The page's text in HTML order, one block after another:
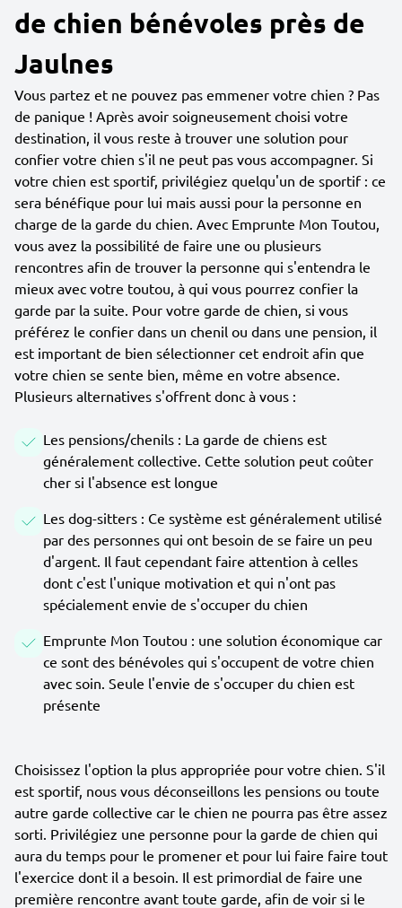
de chien bénévoles près de
Jaulnes
Vous partez et ne pouvez pas emmener votre chien ? Pas
de panique ! Après avoir soigneusement choisi votre
destination, il vous reste à trouver une solution pour
confier votre chien s'il ne peut pas vous accompagner. Si
votre chien est sportif, privilégiez quelqu'un de sportif : ce
sera bénéfique pour lui mais aussi pour la personne en
charge de la garde du chien. Avec Emprunte Mon Toutou,
vous avez la possibilité de faire une ou plusieurs
rencontres afin de trouver la personne qui s'entendra le
mieux avec votre toutou, à qui vous pourrez confier la
garde par la suite. Pour votre garde de chien, si vous
préférez le confier dans un chenil ou dans une pension, il
est important de bien sélectionner cet endroit afin que
votre chien se sente bien, même en votre absence.
Plusieurs alternatives s'offrent donc à vous :
Les pensions/chenils : La garde de chiens est
généralement collective. Cette solution peut coûter
cher si l'absence est longue
Les dog-sitters : Ce système est généralement utilisé
par des personnes qui ont besoin de se faire un peu
d'argent. Il faut cependant faire attention à celles
dont c'est l'unique motivation et qui n'ont pas
spécialement envie de s'occuper du chien
Emprunte Mon Toutou : une solution économique car
ce sont des bénévoles qui s'occupent de votre chien
avec soin. Seule l'envie de s'occuper du chien est
présente
Choisissez l'option la plus appropriée pour votre chien. S'il
est sportif, nous vous déconseillons les pensions ou toute
autre garde collective car le chien ne pourra pas être assez
sorti. Privilégiez une personne pour la garde de chien qui
aura du temps pour le promener et pour lui faire faire tout
l'exercice dont il a besoin. Il est primordial de faire une
première rencontre avant toute garde, afin de voir si le